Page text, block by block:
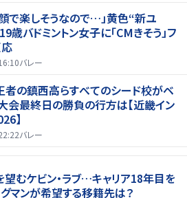
で楽しそうなので…」黄色“新ユ
歳バドミントン女子に「CMきそう」フ
バレー
の鎮西高らすべてのシード校がベ
会最終日の勝負の行方は【近畿イン
】
バレー
むケビン・ラブ…キャリア18年目を
マンが希望する移籍先は？